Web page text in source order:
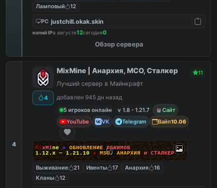
Ламповый
12
PC justchill.okak.skin
копий IPв августе12сегодня0
Обзор сервера
4
4
MixMine | Анархия, МСО, Сталкер 11
Лучший сервер в Майнкрафт
добавлен 945 дн назад
5 игроков онлайн
v 1.8 - 1.21.7
Сайт
YouTube
VK Telegram Вайп10.06
MixMine » ОБНОВЛЕНИЕ РЕЖИМОВ
1.12.x — 1.21.10
● MSO, АНАРХИЯ и СТАЛКЕР
Выживание 21 Ивенты 17 Анархия
16
Кланы
12